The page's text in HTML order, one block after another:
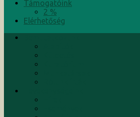
Támogatóink
2 %
Elérhetőség